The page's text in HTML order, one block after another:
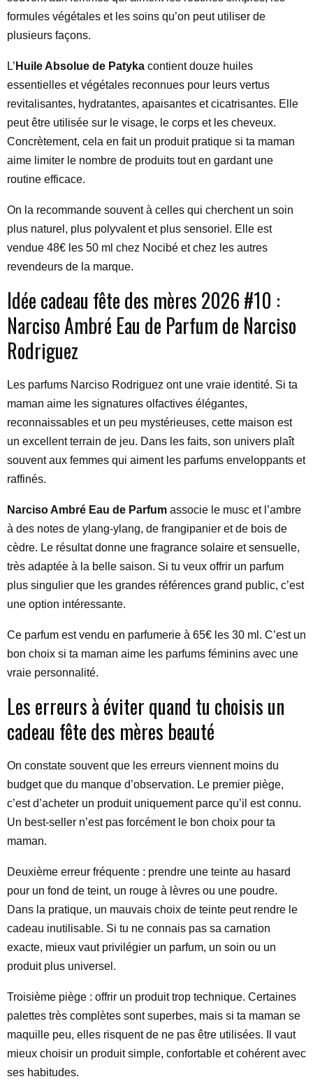
formules végétales et les soins qu’on peut utiliser de
plusieurs façons.
L’ Huile Absolue de Patyka contient douze huiles
essentielles et végétales reconnues pour leurs vertus
revitalisantes, hydratantes, apaisantes et cicatrisantes. Elle
peut être utilisée sur le visage, le corps et les cheveux.
Concrètement, cela en fait un produit pratique si ta maman
aime limiter le nombre de produits tout en gardant une
routine efficace.
On la recommande souvent à celles qui cherchent un soin
plus naturel, plus polyvalent et plus sensoriel. Elle est
vendue 48€ les 50 ml chez Nocibé et chez les autres
revendeurs de la marque.
Idée cadeau fête des mères 2026 #10 :
Narciso Ambré Eau de Parfum de Narciso
Rodriguez
Les parfums Narciso Rodriguez ont une vraie identité. Si ta
maman aime les signatures olfactives élégantes,
reconnaissables et un peu mystérieuses, cette maison est
un excellent terrain de jeu. Dans les faits, son univers plaît
souvent aux femmes qui aiment les parfums enveloppants et
raffinés.
Narciso Ambré Eau de Parfum associe le musc et l’ambre
à des notes de ylang-ylang, de frangipanier et de bois de
cèdre. Le résultat donne une fragrance solaire et sensuelle,
très adaptée à la belle saison. Si tu veux offrir un parfum
plus singulier que les grandes références grand public, c’est
une option intéressante.
Ce parfum est vendu en parfumerie à 65€ les 30 ml. C’est un
bon choix si ta maman aime les parfums féminins avec une
vraie personnalité.
Les erreurs à éviter quand tu choisis un
cadeau fête des mères beauté
On constate souvent que les erreurs viennent moins du
budget que du manque d’observation. Le premier piège,
c’est d’acheter un produit uniquement parce qu’il est connu.
Un best-seller n’est pas forcément le bon choix pour ta
maman.
Deuxième erreur fréquente : prendre une teinte au hasard
pour un fond de teint, un rouge à lèvres ou une poudre.
Dans la pratique, un mauvais choix de teinte peut rendre le
cadeau inutilisable. Si tu ne connais pas sa carnation
exacte, mieux vaut privilégier un parfum, un soin ou un
produit plus universel.
Troisième piège : offrir un produit trop technique. Certaines
palettes très complètes sont superbes, mais si ta maman se
maquille peu, elles risquent de ne pas être utilisées. Il vaut
mieux choisir un produit simple, confortable et cohérent avec
ses habitudes.